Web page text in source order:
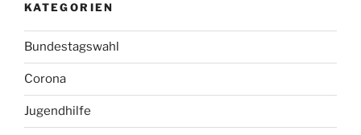
KATEGORIEN
Bundestagswahl
Corona
Jugendhilfe